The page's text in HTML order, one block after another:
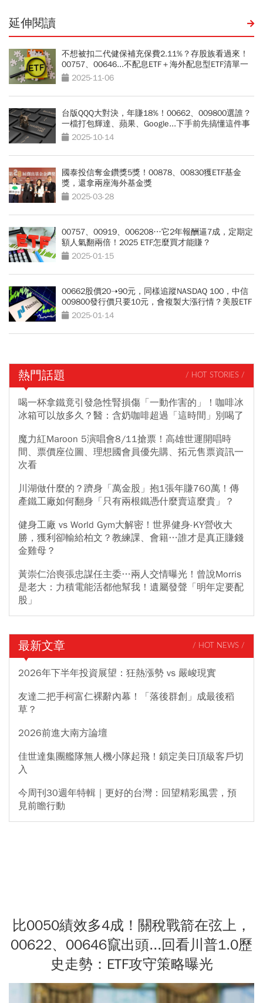
延伸閱讀
不想被扣二代健保補充保費2.11%？存股族看過來！
00757、00646...不配息ETF＋海外配息型ETF清單一
次看2025-11-06
台版QQQ大對決，年賺18%！00662、009800選誰？
一檔打包輝達、蘋果、Google...下手前先搞懂這件事
2025-10-14
國泰投信奪金鑽獎5獎！00878、00830獲ETF基金
獎，還拿兩座海外基金獎
2025-03-28
00757、00919、006208…它2年報酬逼7成，定期定
額人氣翻兩倍！2025 ETF怎麼買才能賺？
2025-01-15
00662股價20➝90元，同樣追蹤NASDAQ 100，中信
009800發行價只要10元，會複製大漲行情？美股ETF
比一比
2025-01-14
熱門話題 / HOT STORIES /
喝一杯拿鐵竟引發急性腎損傷「一動作害的」！咖啡冰
冰箱可以放多久？醫：含奶咖啡超過「這時間」別喝了
魔力紅Maroon 5演唱會8/11搶票！高雄世運開唱時
間、票價座位圖、理想國會員優先購、拓元售票資訊一
次看
川湖做什麼的？躋身「萬金股」抱1張年賺760萬！傳
產鐵工廠如何翻身「只有兩根鐵憑什麼賣這麼貴」？
健身工廠 vs World Gym大解密！世界健身-KY營收大
勝，獲利卻輸給柏文？教練課、會籍…誰才是真正賺錢
金雞母？
黃崇仁治喪張忠謀任主委…兩人交情曝光！曾說Morris
是老大：力積電能活都他幫我！遺屬發聲「明年定要配
股」
最新文章 / HOT NEWS /
2026年下半年投資展望：狂熱漲勢 vs 嚴峻現實
友達二把手柯富仁裸辭內幕！「落後群創」成最後稻
草？
2026前進大南方論壇
佳世達集團艦隊無人機小隊起飛！鎖定美日頂級客戶切
入
今周刊30週年特輯｜更好的台灣：回望精彩風雲，預
見前瞻行動
比0050績效多4成！關稅戰箭在弦上，
00622、00646竄出頭...回看川普1.0歷
史走勢：ETF攻守策略曝光